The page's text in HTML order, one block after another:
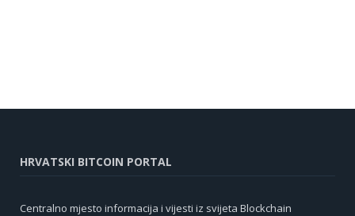
HRVATSKI BITCOIN PORTAL
Centralno mjesto informacija i vijesti iz svijeta Blockchain